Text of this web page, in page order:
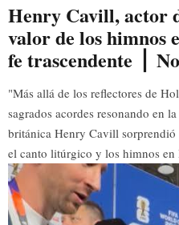
Henry Cavill, actor
valor de los himnos
fe trascendente ⎪
"Más allá de los reflectores de
sagrados acordes resonando en la
británica Henry Cavill
el canto litúrgico y los himnos en